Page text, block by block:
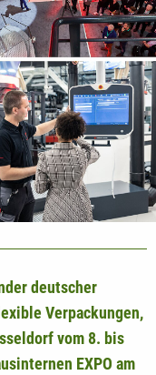
deutscher
Verpackungen,
vom 8. bis
EXPO am